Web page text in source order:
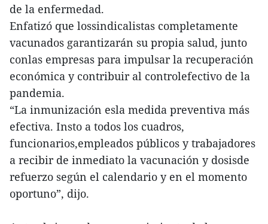
de la enfermedad.
Enfatizó que lossindicalistas completamente
vacunados garantizarán su propia salud, junto
conlas empresas para impulsar la recuperación
económica y contribuir al controlefectivo de la
pandemia.
“La inmunización esla medida preventiva más
efectiva. Insto a todos los cuadros,
funcionarios,empleados públicos y trabajadores
a recibir de inmediato la vacunación y dosisde
refuerzo según el calendario y en el momento
oportuno”, dijo.